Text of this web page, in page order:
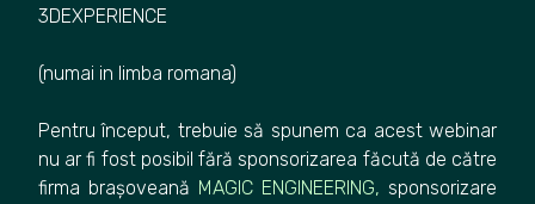
3DEXPERIENCE
(numai in limba romana)
Pentru început, trebuie să spunem ca acest webinar
nu ar fi fost posibil fără sponsorizarea făcută de către
firma brașoveană MAGIC ENGINEERING, sponsorizare